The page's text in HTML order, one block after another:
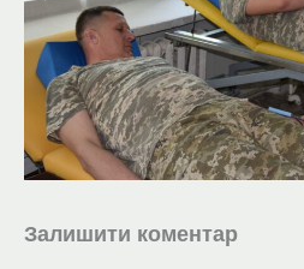
Залишити коментар